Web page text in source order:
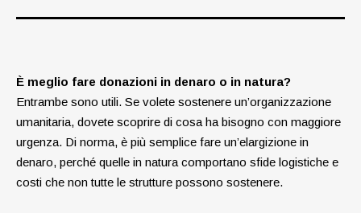
È meglio fare donazioni in denaro o in natura?
Entrambe sono utili. Se volete sostenere un’organizzazione
umanitaria, dovete scoprire di cosa ha bisogno con maggiore
urgenza. Di norma, è più semplice fare un’elargizione in
denaro, perché quelle in natura comportano sfide logistiche e
costi che non tutte le strutture possono sostenere.